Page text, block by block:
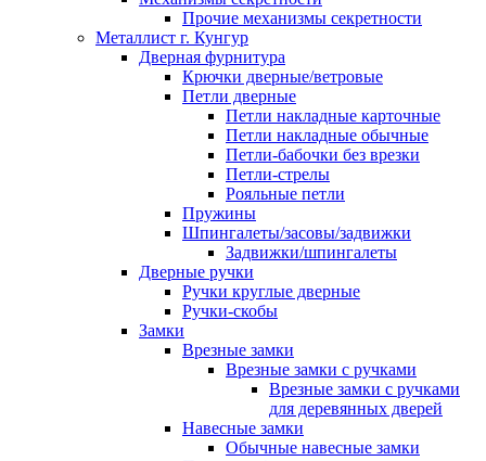
Прочие механизмы секретности
Металлист г. Кунгур
Дверная фурнитура
Крючки дверные/ветровые
Петли дверные
Петли накладные карточные
Петли накладные обычные
Петли-бабочки без врезки
Петли-стрелы
Рояльные петли
Пружины
Шпингалеты/засовы/задвижки
Задвижки/шпингалеты
Дверные ручки
Ручки круглые дверные
Ручки-скобы
Замки
Врезные замки
Врезные замки с ручками
Врезные замки с ручками
для деревянных дверей
Навесные замки
Обычные навесные замки